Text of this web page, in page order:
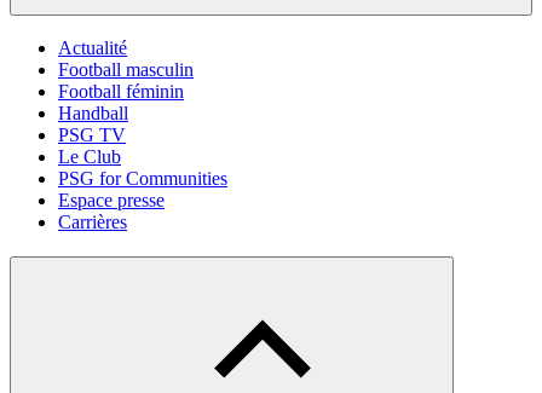
Actualité
Football masculin
Football féminin
Handball
PSG TV
Le Club
PSG for Communities
Espace presse
Carrières